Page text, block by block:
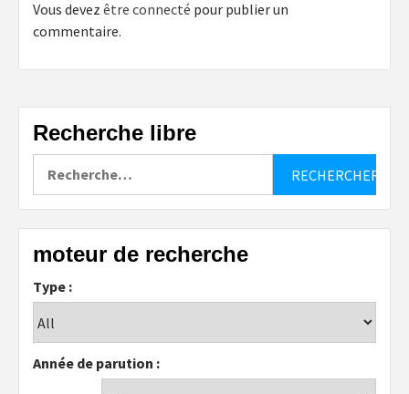
Vous devez être connecté pour publier un
commentaire.
Recherche libre
moteur de recherche
Type :
Année de parution :